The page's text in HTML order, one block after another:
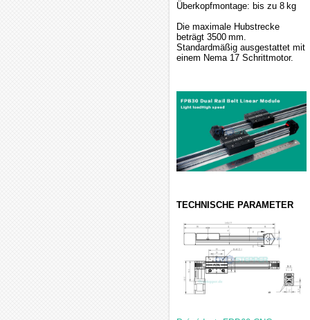
Überkopfmontage: bis zu 8 kg
Die maximale Hubstrecke
beträgt 3500 mm.
Standardmäßig ausgestattet mit
einem Nema 17 Schrittmotor.
TECHNISCHE PARAMETER